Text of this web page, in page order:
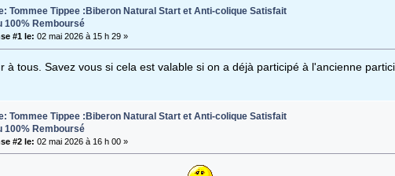
Tommee Tippee :Biberon Natural Start et Anti-colique Satisfait
100% Remboursé
#1 le: 02 mai 2026 à 15 h 29 »
à tous. Savez vous si cela est valable si on a déjà participé à l'ancienne
Tommee Tippee :Biberon Natural Start et Anti-colique Satisfait
100% Remboursé
#2 le: 02 mai 2026 à 16 h 00 »